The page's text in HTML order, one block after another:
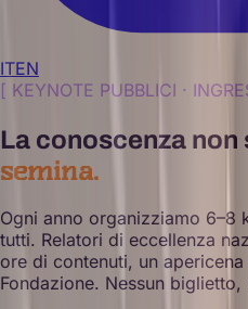
ITEN
[ KEYNOTE PUBBLICI ·
La conoscenza non
semina.
Ogni anno organizziamo 6–8
tutti. Relatori di eccellenza
ore di contenuti, un
Fondazione. Nessun